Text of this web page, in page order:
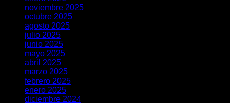
noviembre 2025
octubre 2025
agosto 2025
julio 2025
junio 2025
mayo 2025
abril 2025
marzo 2025
febrero 2025
enero 2025
diciembre 2024